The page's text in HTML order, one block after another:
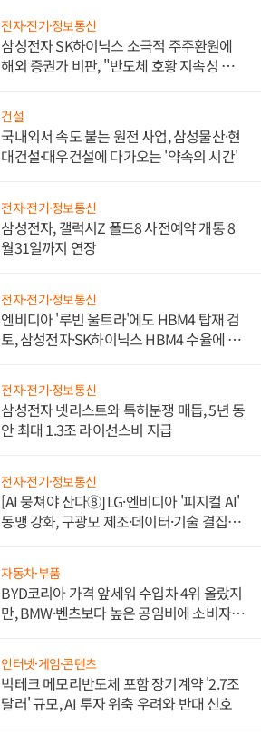
전자·전기·정보통신
삼성전자 SK하이닉스 소극적 주주환원에
해외 증권가 비판, "반도체 호황 지속성 의
건설
국내외서 속도 붙는 원전 사업, 삼성물산·현
대건설·대우건설에 다가오는 '약속의 시간'
전자·전기·정보통신
삼성전자, 갤럭시Z 폴드8 사전예약 개통 8
월31일까지 연장
전자·전기·정보통신
엔비디아 '루빈 울트라'에도 HBM4 탑재 검
토, 삼성전자·SK하이닉스 HBM4 수율에 주
전자·전기·정보통신
삼성전자 넷리스트와 특허분쟁 매듭, 5년 동
안 최대 1.3조 라이선스비 지급
전자·전기·정보통신
[AI 뭉쳐야 산다⑧] LG·엔비디아 '피지컬 AI'
동맹 강화, 구광모 제조·데이터·기술 결집
자동차·부품
BYD코리아 가격 앞세워 수입차 4위 올랐지
만, BMW·벤츠보다 높은 공임비에 소비자
인터넷·게임·콘텐츠
빅테크 메모리반도체 포함 장기계약 '2.7조
달러' 규모, AI 투자 위축 우려와 반대 신호